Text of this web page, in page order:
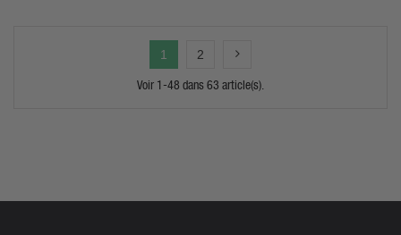
1 2
Voir 1-48 dans 63 article(s).